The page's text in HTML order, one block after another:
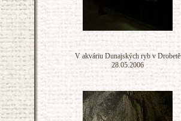
V akváriu Dunajských ryb v Drobetě
28.05.2006